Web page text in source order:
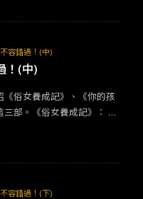
媛（大S）、男子團體F4
水嶺，往後電視劇發展皆
也掀起熱潮！然而無論中、
風潮，並且也將劇中演員
，光這熱門翻拍的程度，
容錯過！(中)
！(中)
俗女養成記》、《你的孩
。《俗女養成記》： 改
現代與民國 70 年代，以年
節「海外作品特別賞」，
容錯過！(下)